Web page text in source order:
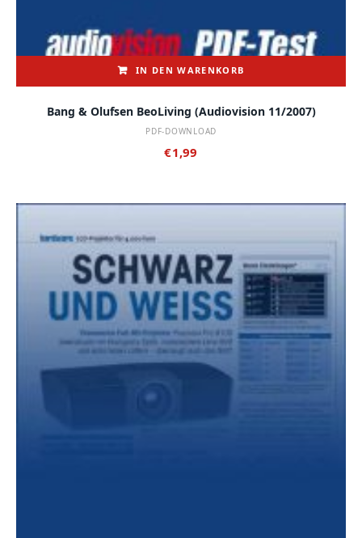
IN DEN WARENKORB
Bang & Olufsen BeoLiving (audiovision 11/2007)
PDF-DOWNLOAD
€1,99